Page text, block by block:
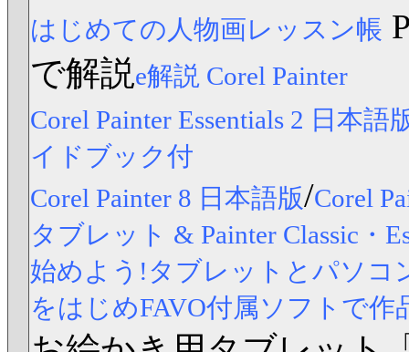
はじめての人物画レッスン帳
で解説e解説 Corel Painter
Corel Painter Essentials 2 日本語
イドブック付
Corel Painter 8 日本語版/Corel
タブレット & Painter Classic・
始めよう!タブレットとパソコ
をはじめFAVO付属ソフトで作